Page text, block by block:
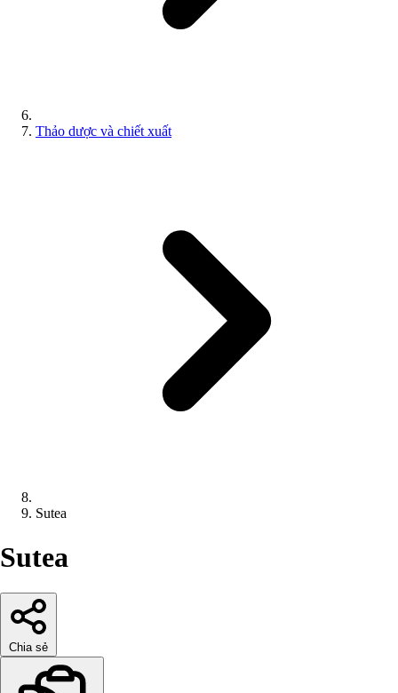
Thảo dược và chiết xuất
Sutea
Sutea
Chia sẻ